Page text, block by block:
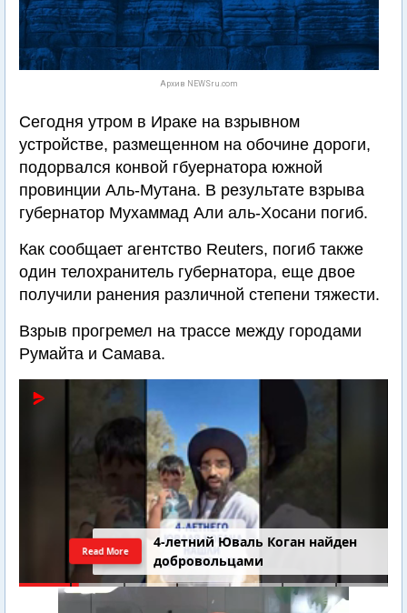
Архив NEWSru.com
Сегодня утром в Ираке на взрывном
устройстве, размещенном на обочине дороги,
подорвался конвой гбуернатора южной
провинции Аль-Мутана. В результате взрыва
губернатор Мухаммад Али аль-Хосани погиб.
Как сообщает агентство Reuters, погиб также
один телохранитель губернатора, еще двое
получили ранения различной степени тяжести.
Взрыв прогремел на трассе между городами
Румайта и Самава.
4-летний Юваль Коган найден
добровольцами
Read More